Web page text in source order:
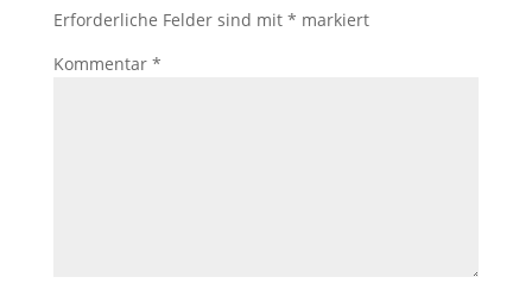
Erforderliche Felder sind mit * markiert
Kommentar *